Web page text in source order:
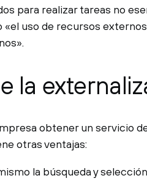
para realizar tareas no
uso de recursos
la
obtener un servicio
otras ventajas:
la búsqueda y